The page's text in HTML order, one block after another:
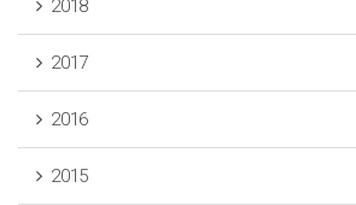
2018
2017
2016
2015